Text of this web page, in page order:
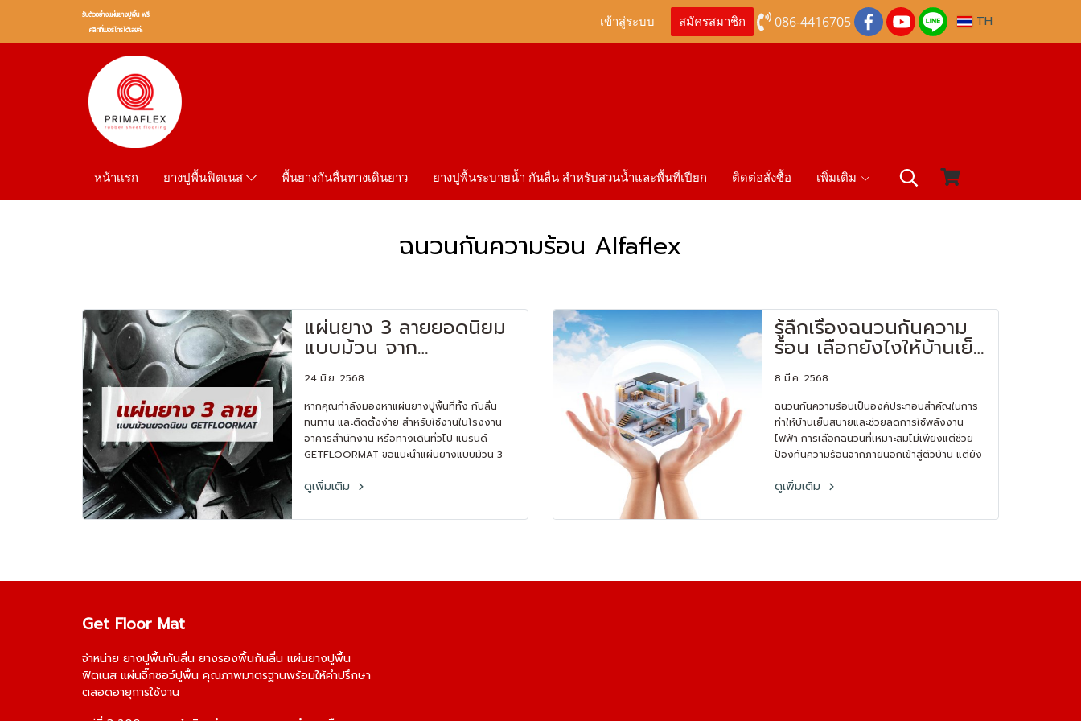
รับตัวอย่างเเผ่นยางปูพื้น ฟรี
คลิกที่เบอร์โทรได้เลยค่ะ
เข้าสู่ระบบ สมัครสมาชิก 086-4416705 TH
หน้าเเรก ยางปูพื้นฟิตเนส พื้นยางกันลื่นทางเดินยาว ยางปูพื้นระบายน้ำ กันลื่น สำหรับสวนน้ำและพื้นที่เปียก ติดต่อสั่งซื้อ เพิ่มเติม
ฉนวนกันความร้อน Alfaflex
แผ่นยาง 3 ลายยอดนิยม
แบบม้วน จาก
GETFLOORMAT
24 มิ.ย. 2568
หากคุณกำลังมองหาแผ่นยางปูพื้นที่ทั้ง กันลื่น
ทนทาน และติดตั้งง่าย สำหรับใช้งานในโรงงาน
อาคารสำนักงาน หรือทางเดินทั่วไป แบรนด์
GETFLOORMAT ขอแนะนำแผ่นยางแบบม้วน 3
ได้แก่ ลายเช็คเกอร์, ลายตีนไก่, และ ลายเหรียญ
งานหลากหลายรูปแบบ
ดูเพิ่มเติม
รู้ลึกเรื่องฉนวนกันความ
ร้อน เลือกยังไงให้บ้านเย็น
ตลอดปี
8 มี.ค. 2568
ฉนวนกันความร้อนเป็นองค์ประกอบสำคัญในการ
ทำให้บ้านเย็นสบายและช่วยลดการใช้พลังงาน
ไฟฟ้า การเลือกฉนวนที่เหมาะสมไม่เพียงแต่ช่วย
ป้องกันความร้อนจากภายนอกเข้าสู่ตัวบ้าน แต่ยัง
เครื่องปรับอากาศ และช่วยประหยัดค่าไฟฟ้าได้
ดูเพิ่มเติม
Get Floor Mat
จำหน่าย ยางปูพื้นกันลื่น ยางรองพื้นกันลื่น แผ่นยางปูพื้น
ฟิตเนส แผ่นจิ๊กซอว์ปูพื้น คุณภาพมาตรฐานพร้อมให้คำปรึกษา
ตลอดอายุการใช้งาน